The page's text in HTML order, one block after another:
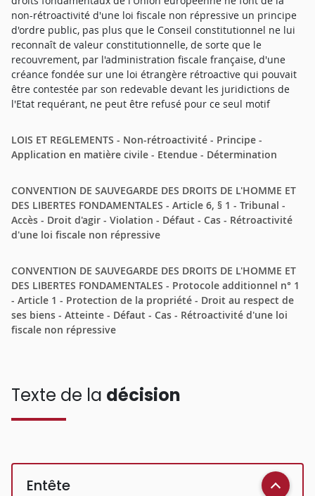
non-rétroactivité d'une loi fiscale non répressive un principe
d'ordre public, pas plus que le Conseil constitutionnel ne lui
reconnaît de valeur constitutionnelle, de sorte que le
recouvrement, par l'administration fiscale française, d'une
créance fondée sur une loi étrangère rétroactive qui pouvait
être contestée par son redevable devant les juridictions de
l'Etat requérant, ne peut être refusé pour ce seul motif
LOIS ET REGLEMENTS - Non-rétroactivité - Principe -
Application en matière civile - Etendue - Détermination
CONVENTION DE SAUVEGARDE DES DROITS DE L'HOMME ET
DES LIBERTES FONDAMENTALES - Article 6, § 1 - Tribunal -
Accès - Droit d'agir - Violation - Défaut - Cas - Rétroactivité
d'une loi fiscale non répressive
CONVENTION DE SAUVEGARDE DES DROITS DE L'HOMME ET
DES LIBERTES FONDAMENTALES - Protocole additionnel n° 1
- Article 1 - Protection de la propriété - Droit au respect de
ses biens - Atteinte - Défaut - Cas - Rétroactivité d'une loi
fiscale non répressive
Texte de la décision
Entête